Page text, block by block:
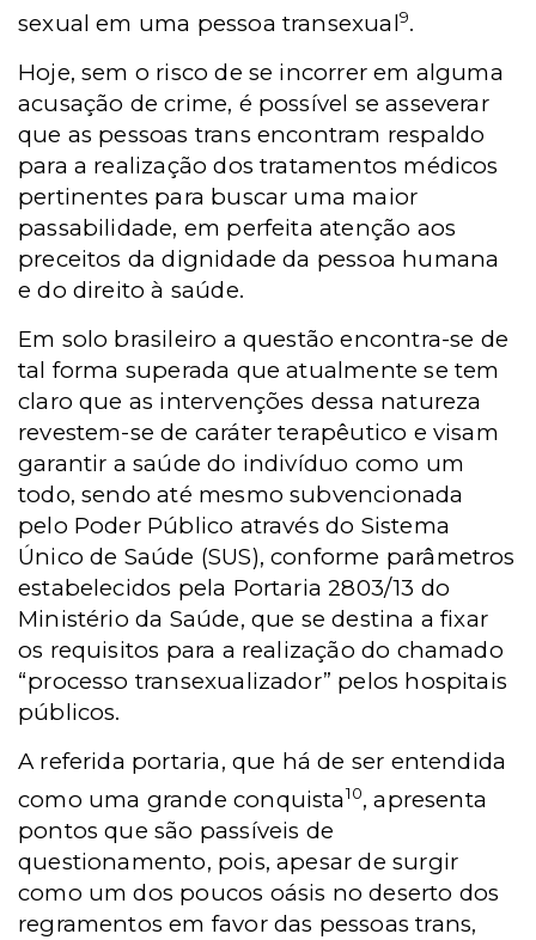
sexual em uma pessoa transexual9.
Hoje, sem o risco de se incorrer em alguma
acusação de crime, é possível se asseverar
que as pessoas trans encontram respaldo
para a realização dos tratamentos médicos
pertinentes para buscar uma maior
passabilidade, em perfeita atenção aos
preceitos da dignidade da pessoa humana
e do direito à saúde.
Em solo brasileiro a questão encontra-se de
tal forma superada que atualmente se tem
claro que as intervenções dessa natureza
revestem-se de caráter terapêutico e visam
garantir a saúde do indivíduo como um
todo, sendo até mesmo subvencionada
pelo Poder Público através do Sistema
Único de Saúde (SUS), conforme parâmetros
estabelecidos pela Portaria 2803/13 do
Ministério da Saúde, que se destina a fixar
os requisitos para a realização do chamado
“processo transexualizador” pelos hospitais
públicos.
A referida portaria, que há de ser entendida
como uma grande conquista10, apresenta
pontos que são passíveis de
questionamento, pois, apesar de surgir
como um dos poucos oásis no deserto dos
regramentos em favor das pessoas trans,